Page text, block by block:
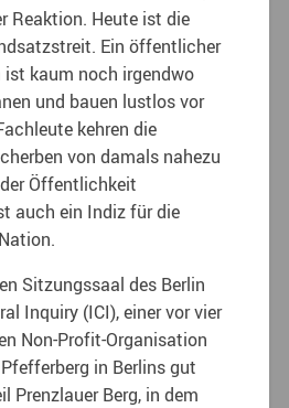
Reaktion. Heute ist die
Ein öffentlicher
kaum noch irgendwo
und bauen lustlos vor
kehren die
von damals nahezu
Öffentlichkeit
auch ein Indiz für die
Sitzungssaal des Berlin
Inquiry (ICI), einer vor vier
Non-Profit-Organisation
in Berlins gut
Prenzlauer Berg, in dem